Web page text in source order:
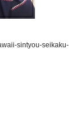
sintyou-seikaku-